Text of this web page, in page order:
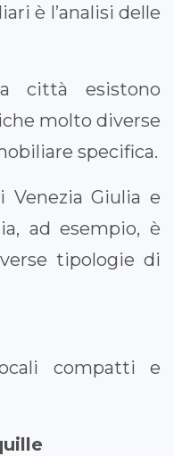
è l’analisi delle
città esistono
molto diverse
specifica.
Giulia e
ad esempio, è
tipologie di
compatti e